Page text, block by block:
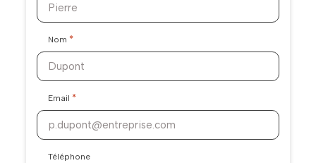
Nom *
Email *
Téléphone